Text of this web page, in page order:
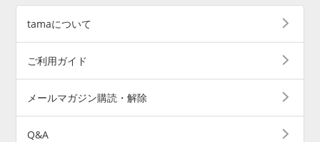
tamaについて
ご利用ガイド
メールマガジン購読・解除
Q&A